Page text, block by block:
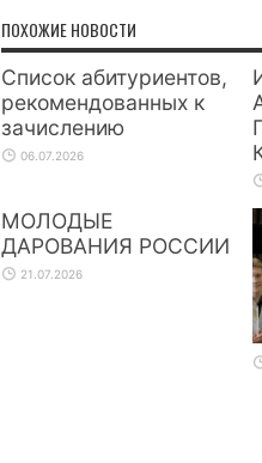
ПОХОЖИЕ НОВОСТИ
Список абитуриентов,
рекомендованных к
зачислению
06.07.2026
МОЛОДЫЕ
ДАРОВАНИЯ РОССИИ
21.07.2026